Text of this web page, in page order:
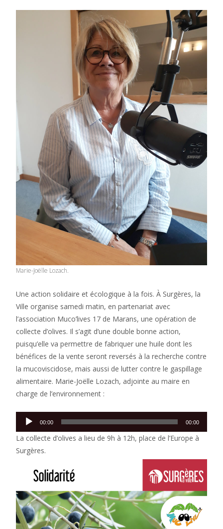
Marie-Joëlle Lozach.
Une action solidaire et écologique à la fois. À Surgères, la
Ville organise samedi matin, en partenariat avec
l’association Muco’lives 17 de Marans, une opération de
collecte d’olives. Il s’agit d’une double bonne action,
puisqu’elle va permettre de fabriquer une huile dont les
bénéfices de la vente seront reversés à la recherche contre
la mucoviscidose, mais aussi de lutter contre le gaspillage
alimentaire. Marie-Joëlle Lozach, adjointe au maire en
charge de l’environnement :
Lecteur
audio
00:00 00:00
La collecte d’olives a lieu de 9h à 12h, place de l’Europe à
Surgères.